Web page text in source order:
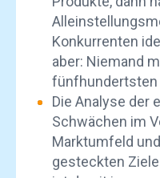
Konkurrenten
aber: Niemand
fünfhundertsten
Die Analyse der
Schwächen im
Marktumfeld
gesteckten